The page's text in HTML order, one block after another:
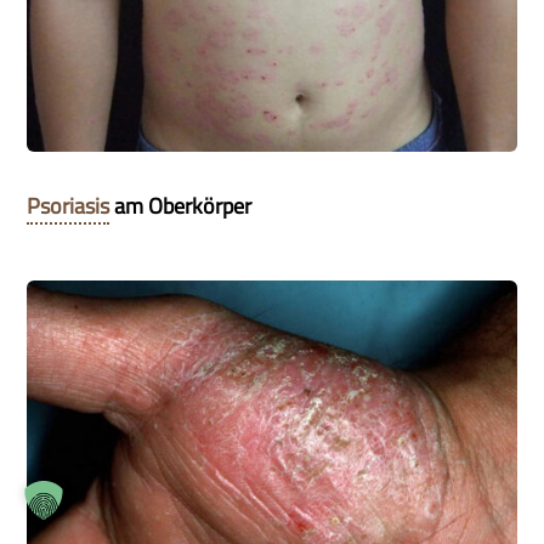
Psoriasisam Oberkörper